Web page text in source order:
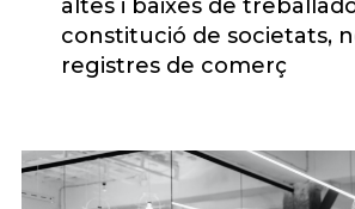
altes i baixes de
constitució de societats,
registres de comerç